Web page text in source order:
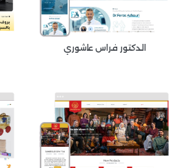
الدكتور فراس عاشوري